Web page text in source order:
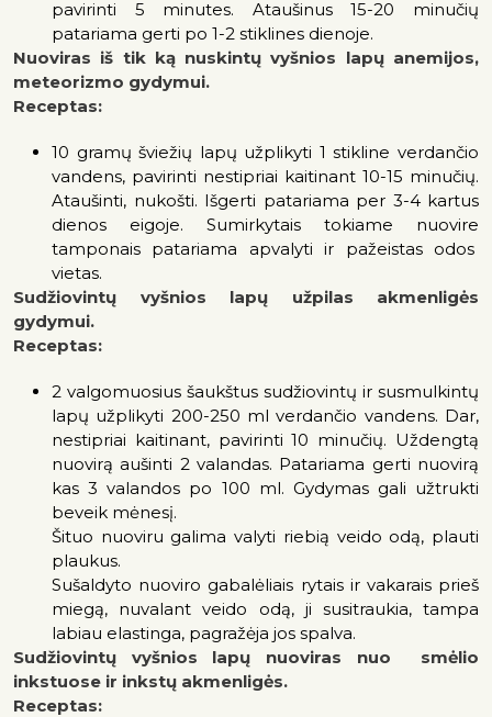
pavirinti 5 minutes. Ataušinus 15-20 minučių
patariama gerti po 1-2 stiklines dienoje.
Nuoviras iš tik ką nuskintų vyšnios lapų anemijos,
meteorizmo gydymui.
Receptas:
10 gramų šviežių lapų užplikyti 1 stikline verdančio
vandens, pavirinti nestipriai kaitinant 10-15 minučių.
Ataušinti, nukošti. Išgerti patariama per 3-4 kartus
dienos eigoje. Sumirkytais tokiame nuovire
tamponais patariama apvalyti ir pažeistas odos
vietas.
Sudžiovintų vyšnios lapų užpilas akmenligės
gydymui.
Receptas:
2 valgomuosius šaukštus sudžiovintų ir susmulkintų
lapų užplikyti 200-250 ml verdančio vandens. Dar,
nestipriai kaitinant, pavirinti 10 minučių. Uždengtą
nuovirą aušinti 2 valandas. Patariama gerti nuovirą
kas 3 valandos po 100 ml. Gydymas gali užtrukti
beveik mėnesį.
Šituo nuoviru galima valyti riebią veido odą, plauti
plaukus.
Sušaldyto nuoviro gabalėliais rytais ir vakarais prieš
miegą, nuvalant veido odą, ji susitraukia, tampa
labiau elastinga, pagražėja jos spalva.
Sudžiovintų vyšnios lapų nuoviras nuo smėlio
inkstuose ir inkstų akmenligės.
Receptas: